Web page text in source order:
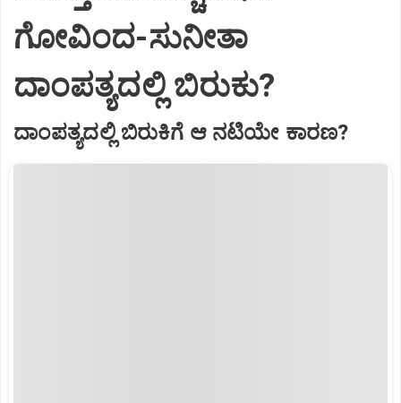
ಗೋವಿಂದ-ಸುನೀತಾ
ದಾಂಪತ್ಯದಲ್ಲಿ ಬಿರುಕು?
ದಾಂಪತ್ಯದಲ್ಲಿ ಬಿರುಕಿಗೆ ಆ ನಟಿಯೇ ಕಾರಣ?